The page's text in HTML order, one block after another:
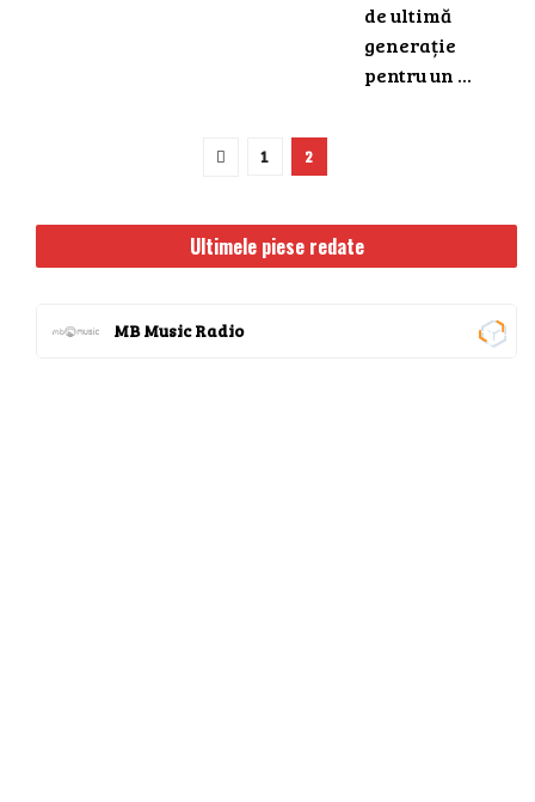
de ultimă
generație
pentru un ...
1 2
Ultimele piese redate
MB Music Radio